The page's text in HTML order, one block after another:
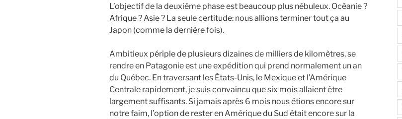
L’objectif de la deuxième phase est beaucoup plus nébuleux. Océanie ?
Afrique ? Asie ? La seule certitude: nous allions terminer tout ça au
Japon (comme la dernière fois).
Ambitieux périple de plusieurs dizaines de milliers de kilomètres, se
rendre en Patagonie est une expédition qui prend normalement un an
du Québec. En traversant les États-Unis, le Mexique et l’Amérique
Centrale rapidement, je suis convaincu que six mois allaient être
largement suffisants. Si jamais après 6 mois nous étions encore sur
notre faim, l’option de rester en Amérique du Sud était encore sur la